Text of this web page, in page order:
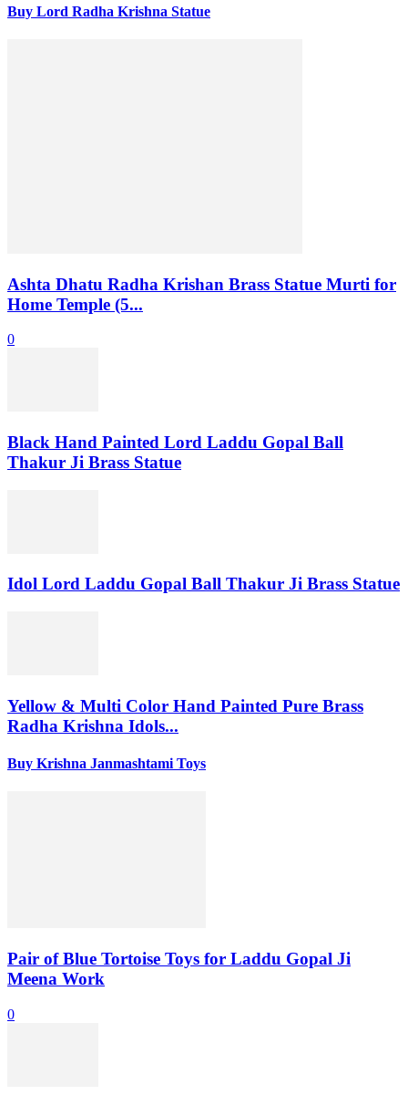
Buy Lord Radha Krishna Statue
Ashta Dhatu Radha Krishan Brass Statue Murti for
Home Temple (5...
0
Black Hand Painted Lord Laddu Gopal Ball
Thakur Ji Brass Statue
Idol Lord Laddu Gopal Ball Thakur Ji Brass Statue
Yellow & Multi Color Hand Painted Pure Brass
Radha Krishna Idols...
Buy Krishna Janmashtami Toys
Pair of Blue Tortoise Toys for Laddu Gopal Ji
Meena Work
0